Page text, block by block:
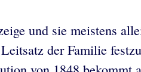
und sie meistens
der Familie